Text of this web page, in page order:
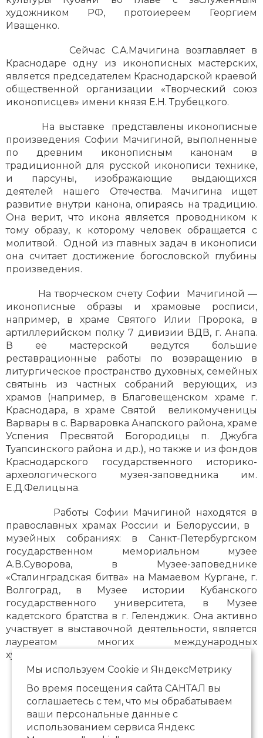
художником РФ, протоиереем Георгием
Иващенко.
Сейчас С.А.Мачигина возглавляет в
Краснодаре одну из иконописных мастерских,
является председателем Краснодарской краевой
общественной организации «Творческий союз
иконописцев» имени князя Е.Н. Трубецкого.
На выставке представлены иконописные
произведения Софии Мачигиной, выполненные
по древним иконописным канонам в
традиционной для русской иконописи технике,
и парсуны, изображающие выдающихся
деятелей нашего Отечества. Мачигина ищет
развитие внутри канона, опираясь на традицию.
Она верит, что икона является проводником к
тому образу, к которому человек обращается с
молитвой. Одной из главных задач в иконописи
она считает достижение богословской глубины
произведения.
На творческом счету Софии Мачигиной —
иконописные образы и храмовые росписи,
например, в храме Святого Илии Пророка, в
артиллерийском полку 7 дивизии ВДВ, г. Анапа.
В её мастерской ведутся большие
реставрационные работы по возвращению в
литургическое пространство духовных, семейных
святынь из частных собраний верующих, из
храмов (например, в Благовещенском храме г.
Краснодара, в храме Святой великомученицы
Варвары в с. Варваровка Анапского района, храме
Успения Пресвятой Богородицы п. Джубга
Туапсинского района и др.), но также и из фондов
Краснодарского государственного историко-
археологического музея-заповедника им.
Е.Д.Фелицына.
Работы Софии Мачигиной находятся в
православных храмах России и Белоруссии, в
музейных собраниях: в Санкт-Петербургском
государственном мемориальном музее
А.В.Суворова, в Музее-заповеднике
«Сталинградская битва» на Мамаевом Кургане, г.
Волгоград, в Музее истории Кубанского
государственного университета, в Музее
кадетского братства в г. Геленджик. Она активно
участвует в выставочной деятельности, является
лауреатом многих международных
художественных конкурсов и биеннале.
Мы используем Сookie и ЯндексМетрику
Во время посещения сайта САНТАЛ вы
соглашаетесь с тем, что мы обрабатываем
ваши персональные данные с
использованием сервиса Яндекс